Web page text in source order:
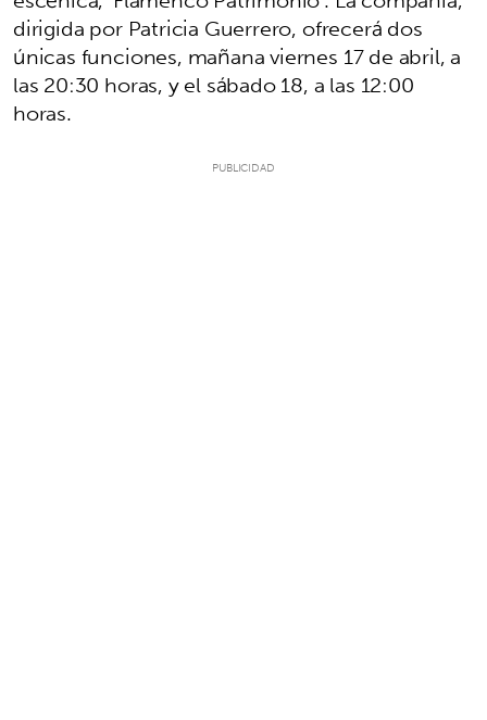
dirigida por Patricia Guerrero, ofrecerá dos
únicas funciones, mañana viernes 17 de abril, a
las 20:30 horas, y el sábado 18, a las 12:00
horas.